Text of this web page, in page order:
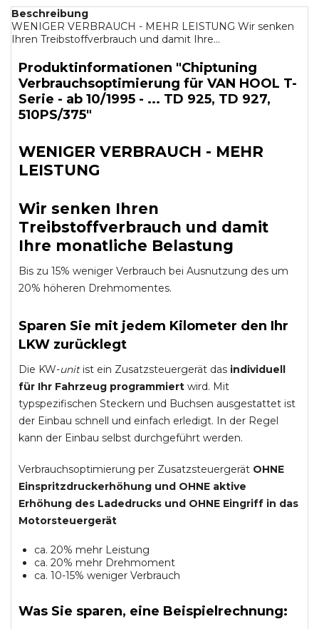
Beschreibung
WENIGER VERBRAUCH - MEHR LEISTUNG Wir senken
Ihren Treibstoffverbrauch und damit Ihre...
Produktinformationen "Chiptuning
Verbrauchsoptimierung für VAN HOOL T-
Serie - ab 10/1995 - ... TD 925, TD 927,
510PS/375"
WENIGER VERBRAUCH - MEHR
LEISTUNG
Wir senken Ihren
Treibstoffverbrauch und damit
Ihre monatliche Belastung
Bis zu 15% weniger Verbrauch bei Ausnutzung des um
20% höheren Drehmomentes.
Sparen Sie mit jedem Kilometer den Ihr
LKW zurücklegt
Die KW-unitist ein Zusatzsteuergerät das individuell
für Ihr Fahrzeug programmiert wird. Mit
typspezifischen Steckern und Buchsen ausgestattet ist
der Einbau schnell und einfach erledigt. In der Regel
kann der Einbau selbst durchgeführt werden.
Verbrauchsoptimierung per Zusatzsteuergerät OHNE
Einspritzdruckerhöhung und OHNE aktive
Erhöhung des Ladedrucks und OHNE Eingriff in das
Motorsteuergerät
ca. 20% mehr Leistung
ca. 20% mehr Drehmoment
ca. 10-15% weniger Verbrauch
Was Sie sparen, eine Beispielrechnung: